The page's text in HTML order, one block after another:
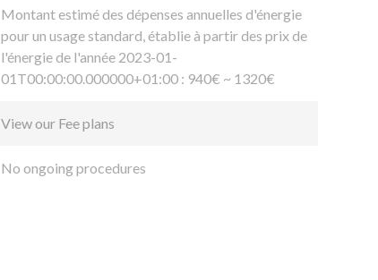
Montant estimé des dépenses annuelles d'énergie
pour un usage standard, établie à partir des prix de
l'énergie de l'année 2023-01-
01T00:00:00.000000+01:00 : 940€ ~ 1320€
View our Fee plans
No ongoing procedures